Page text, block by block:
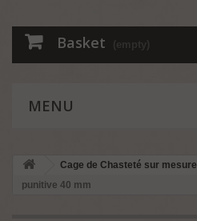
Basket (empty)
MENU
Cage de Chasteté sur mesure
punitive 40 mm